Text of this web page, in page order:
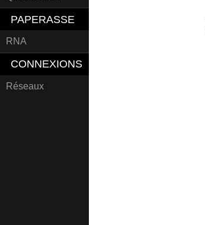
PAPERASSE
RNA
CONNEXIONS
Réseaux